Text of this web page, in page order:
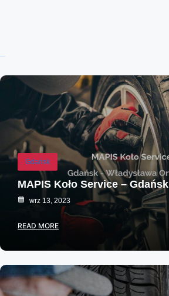
Gdańsk
MAPIS Koło Service – Gdańsk
wrz 13, 2023
READ MORE